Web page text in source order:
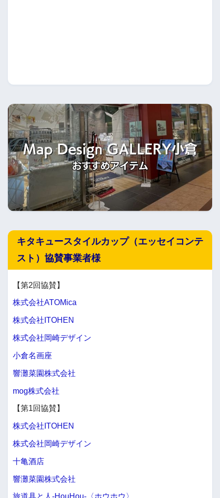
キタキュースタイルカップ（エッセイコンテ
スト）協賛事業者様
【第2回協賛】
株式会社ATOMica
株式会社ITOHEN
株式会社岡崎デザイン
小倉名画座
響灘菜園株式会社
mog株式会社
【第1回協賛】
株式会社ITOHEN
株式会社岡崎デザイン
十亀酒店
響灘菜園株式会社